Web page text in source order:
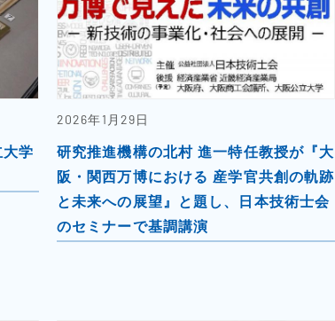
学
2026年1月29日
研究推進機構の北村 進一特任教授が『大
阪・関西万博における 産学官共創の軌跡
と未来への展望』と題し、日本技術士会
のセミナーで基調講演